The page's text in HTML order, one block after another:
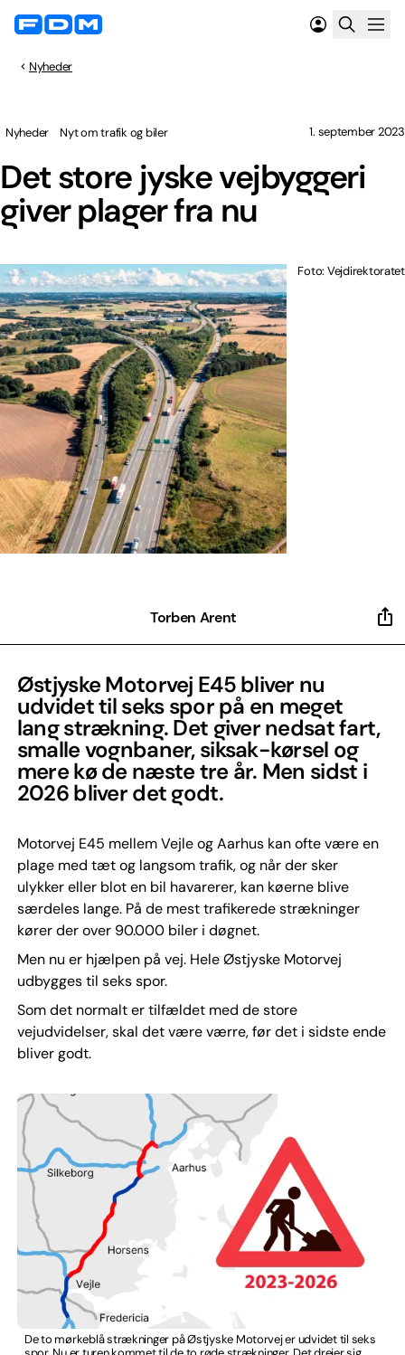
Nyheder
Det store jyske vejbyggeri
giver plager fra nu
Nyheder Nyt om trafik og biler 1. september 2023
Foto: Vejdirektoratet
Torben Arent
Østjyske Motorvej E45 bliver nu
udvidet til seks spor på en meget
lang strækning. Det giver nedsat fart,
smalle vognbaner, siksak-kørsel og
mere kø de næste tre år. Men sidst i
2026 bliver det godt.
Motorvej E45 mellem Vejle og Aarhus kan ofte være en
plage med tæt og langsom trafik, og når der sker
ulykker eller blot en bil havarerer, kan køerne blive
særdeles lange. På de mest trafikerede strækninger
kører der over 90.000 biler i døgnet.
Men nu er hjælpen på vej. Hele Østjyske Motorvej
udbygges til seks spor.
Som det normalt er tilfældet med de store
vejudvidelser, skal det være værre, før det i sidste ende
bliver godt.
De to mørkeblå strækninger på Østjyske Motorvej er udvidet til seks